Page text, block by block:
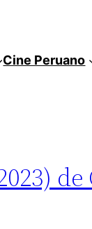
Cine Peruano